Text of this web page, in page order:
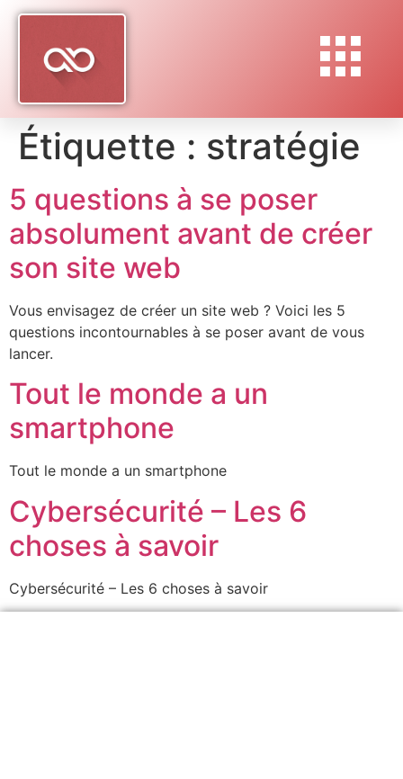
Étiquette : stratégie
5 questions à se poser
absolument avant de créer
son site web
Vous envisagez de créer un site web ? Voici les 5
questions incontournables à se poser avant de vous
lancer.
Tout le monde a un
smartphone
Tout le monde a un smartphone
Cybersécurité – Les 6
choses à savoir
Cybersécurité – Les 6 choses à savoir